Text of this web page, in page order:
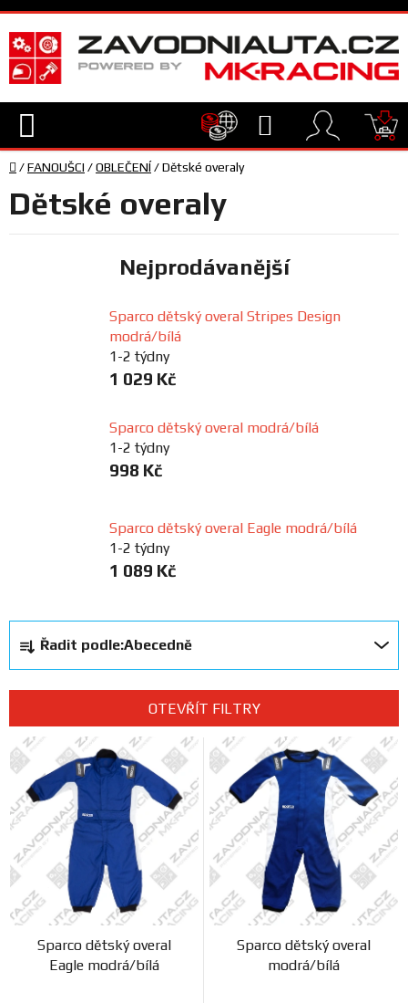
Přejít
na
obsah
Hledat
TECHNIKA
Doprava
Blog
Ceníky
a
katalogy
Prodejny
Domů
/FANOUŠCI /OBLEČENÍ/Dětské overaly
Dětské overaly
Nejprodávanější
Sparco dětský overal Stripes Design
modrá/bílá
1-2 týdny
1 029 Kč
Sparco dětský overal modrá/bílá
1-2 týdny
998 Kč
Sparco dětský overal Eagle modrá/bílá
1-2 týdny
1 089 Kč
a
z
n
í
p
r
o
u
k
t
Řadit podle:Abecedně
OTEVŘÍT FILTRY
ý
i
s
p
r
o
d
Sparco dětský overal
Eagle modrá/bílá
Sparco dětský overal
modrá/bílá